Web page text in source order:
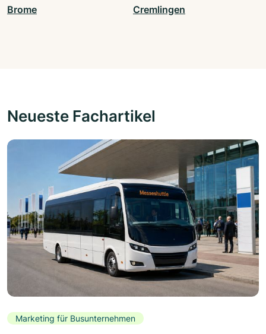
Brome Cremlingen
Neueste Fachartikel
Marketing für Busunternehmen